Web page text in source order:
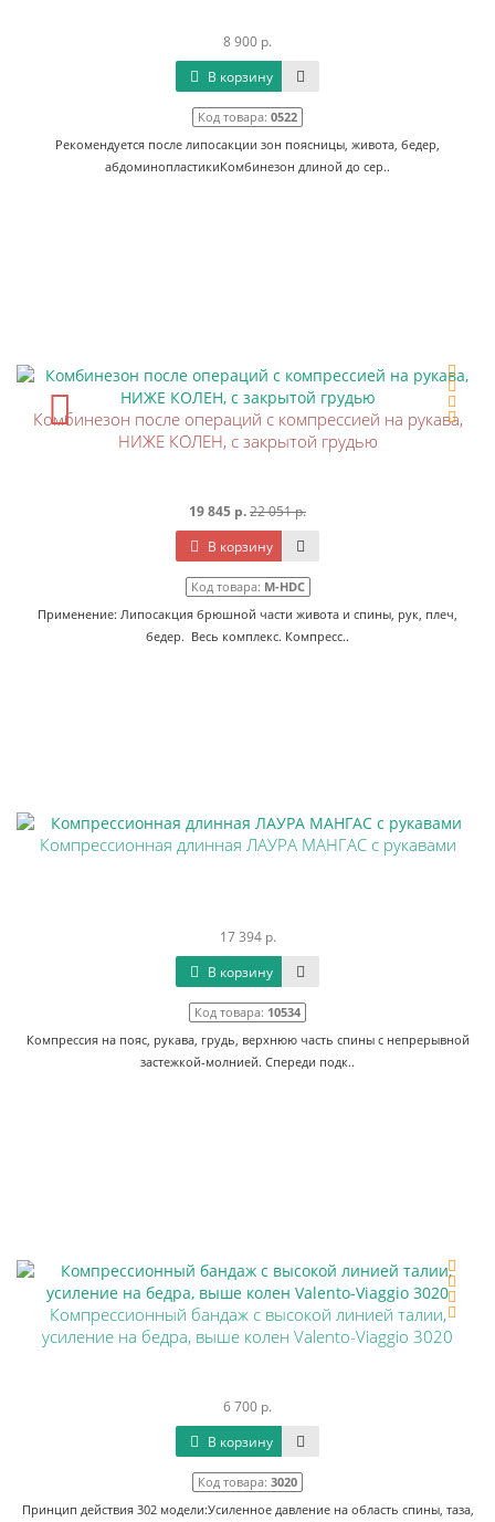
8 900 р.
В корзину
Код товара: 0522
Рекомендуется после липосакции зон поясницы, живота, бедер,
абдоминопластикиКомбинезон длиной до сер..
Комбинезон после операций с компрессией на рукава,
НИЖЕ КОЛЕН, с закрытой грудью
19 845 р.22 051 р.
В корзину
Код товара: M-HDC
Применение: Липосакция брюшной части живота и спины, рук, плеч,
бедер. Весь комплекс. Компресс..
Компрессионная длинная ЛАУРА МАНГАС с рукавами
17 394 р.
В корзину
Код товара: 10534
Компрессия на пояс, рукава, грудь, верхнюю часть спины с непрерывной
застежкой-молнией. Спереди подк..
Компрессионный бандаж с высокой линией талии,
усиление на бедра, выше колен Valento-Viaggio 3020
6 700 р.
В корзину
Код товара: 3020
Принцип действия 302 модели:Усиленное давление на область спины, таза,